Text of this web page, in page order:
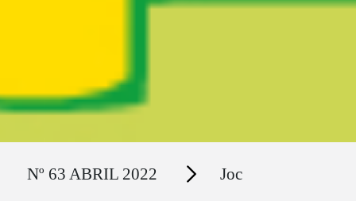
Nº 63 ABRIL 2022 Secciones Joc